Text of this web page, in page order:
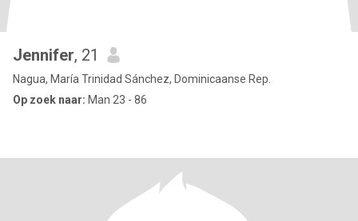
Jennifer, 21
Nagua, María Trinidad Sánchez, Dominicaanse Rep.
Op zoek naar: Man 23 - 86